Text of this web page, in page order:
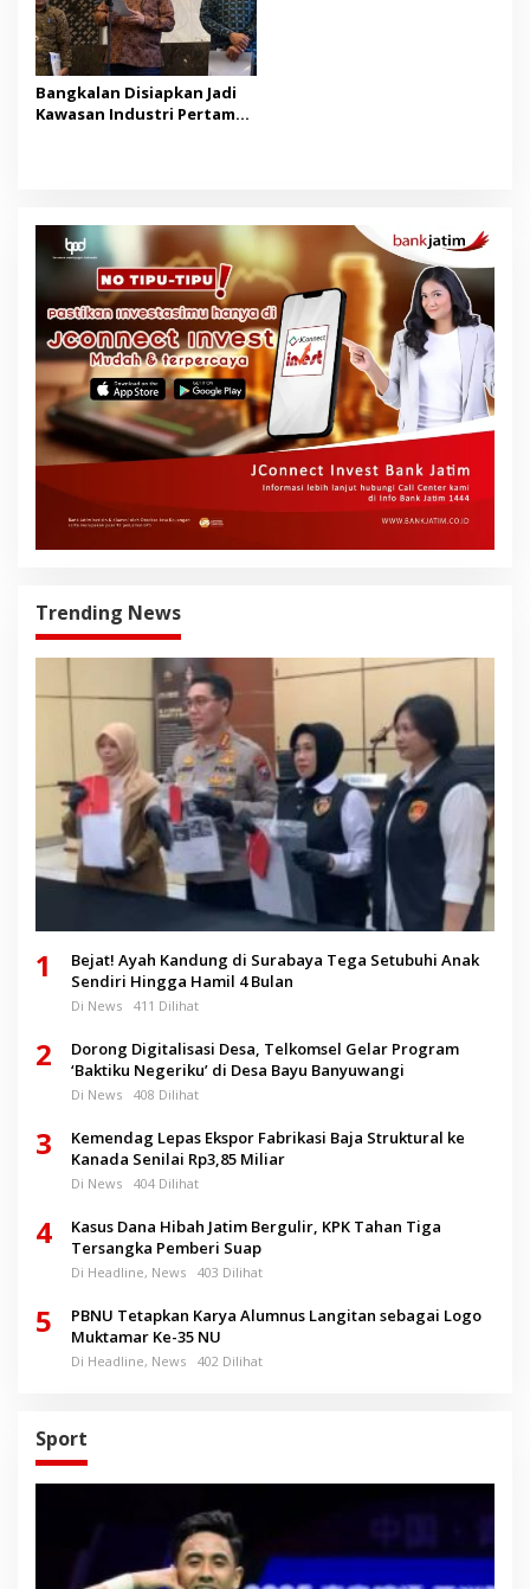
Bangkalan Disiapkan Jadi
Kawasan Industri Pertama
Trending News
1
Bejat! Ayah Kandung di Surabaya Tega Setubuhi Anak
Sendiri Hingga Hamil 4 Bulan
Di News 411 Dilihat
2
Dorong Digitalisasi Desa, Telkomsel Gelar Program
‘Baktiku Negeriku’ di Desa Bayu Banyuwangi
Di News 408 Dilihat
3
Kemendag Lepas Ekspor Fabrikasi Baja Struktural ke
Kanada Senilai Rp3,85 Miliar
Di News 404 Dilihat
4
Kasus Dana Hibah Jatim Bergulir, KPK Tahan Tiga
Tersangka Pemberi Suap
Di Headline, News 403 Dilihat
5
PBNU Tetapkan Karya Alumnus Langitan sebagai Logo
Muktamar Ke-35 NU
Di Headline, News 402 Dilihat
Sport